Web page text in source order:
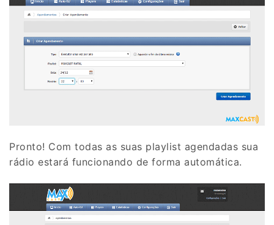
Pronto! Com todas as suas playlist agendadas sua
rádio estará funcionando de forma automática.